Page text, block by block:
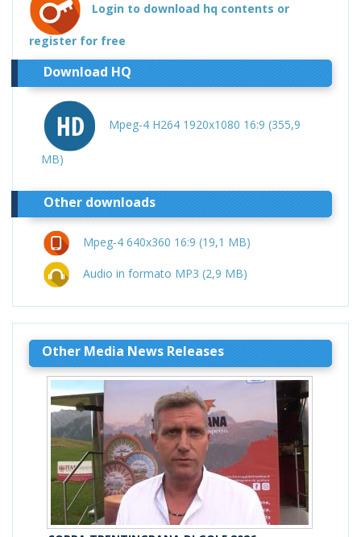
Login to download hq contents or
register for free
Download HQ
Mpeg-4 H264 1920x1080 16:9 (355,9
MB)
Other downloads
Mpeg-4 640x360 16:9 (19,1 MB)
Audio in formato MP3 (2,9 MB)
Other Media News Releases